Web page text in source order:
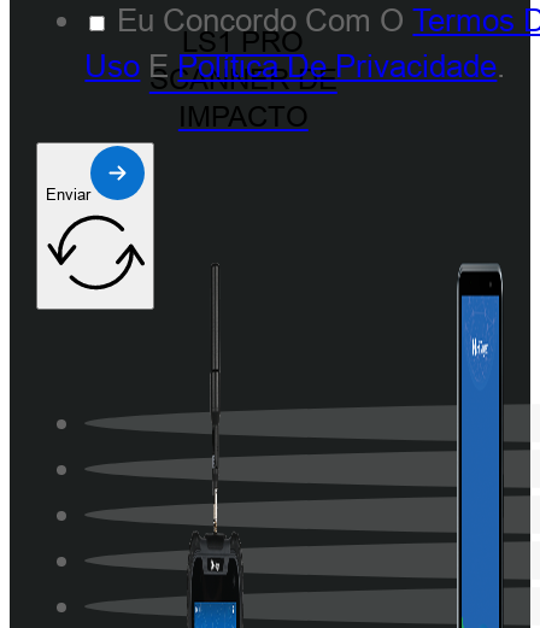
LS1 PRO
SCANNER DE
IMPACTO
Eu Concordo Com OTermos
Uso EPolítica De Privacidade.
Enviar